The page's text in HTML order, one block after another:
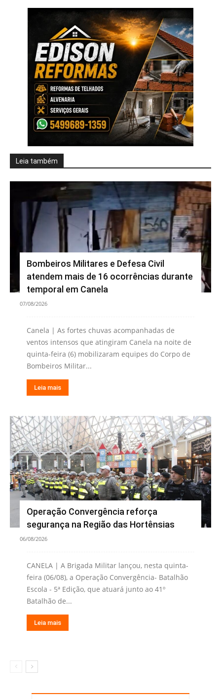
Leia também
Bombeiros Militares e Defesa Civil
atendem mais de 16 ocorrências durante
temporal em Canela
07/08/2026
Canela | As fortes chuvas acompanhadas de
ventos intensos que atingiram Canela na noite de
quinta-feira (6) mobilizaram equipes do Corpo de
Bombeiros Militar...
Leia mais
Operação Convergência reforça
segurança na Região das Hortênsias
06/08/2026
CANELA | A Brigada Militar lançou, nesta quinta-
feira (06/08), a Operação Convergência- Batalhão
Escola - 5ª Edição, que atuará junto ao 41º
Batalhão de...
Leia mais